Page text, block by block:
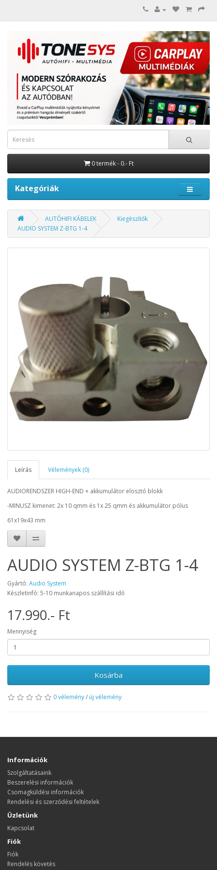
0 termék - 0.- Ft
Kategóriák
AUTÓHIFI KÁBELEK
Kiegészítők
AUDIO SYSTEM Z-BTG 1-4
Leírás Vélemények (0)
AUDIORENDSZER HIGH-END + akkumulátor elosztó blokk
-MINUSZ kimenet: 2x 10 qmm és 1x 25 qmm és akkumulátor pólus
61x19x43 mm
AUDIO SYSTEM Z-BTG 1-4
Gyártó: Audio System
Készletinfó: 5-10 munkanapos szállítási idő
17.990.- Ft
Mennyiség
Kosárba
0 vélemény/ új vélemény
Információk
Szolgáltatásaink
Beszerelési információk
Csomagküldési információk
Rendelési és szerződési feltételek
Üzletünk
Kapcsolat
Fiók
Fiók
Rendelés követés